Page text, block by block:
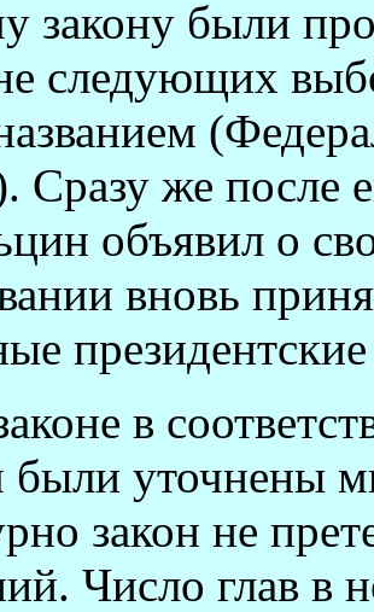
закону были
следующих
Сразу же после
объявил о
вновь
в
были уточнены
закон не
Число глав в